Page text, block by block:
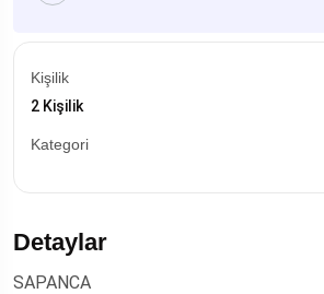
Kişilik
2 Kişilik
Kategori
Detaylar
SAPANCA